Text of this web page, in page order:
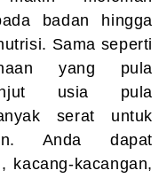
badan hingga
Sama seperti
yang pula
usia pula
serat untuk
Anda dapat
kacang-kacangan,